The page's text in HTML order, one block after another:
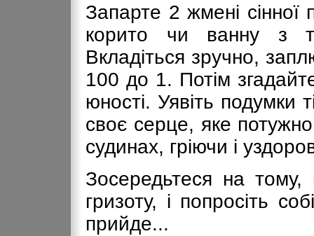
Запарте 2 жмені
корито чи ванну з
Вкладіться зручно,
100 до 1. Потім
юності. Уявіть подумки
своє серце, яке
судинах, гріючи і
Зосередьтеся на
гризоту, і попросіть
прийде...